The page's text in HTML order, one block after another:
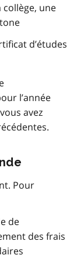
une
d’études
l’année
avez
Pour
de
des frais